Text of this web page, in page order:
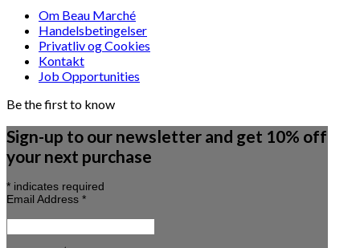
Om Beau Marché
Handelsbetingelser
Privatliv og Cookies
Kontakt
Job Opportunities
Be the first to know
Sign-up to our newsletter and get 10% off
your next purchase
* indicates required
Email Address *